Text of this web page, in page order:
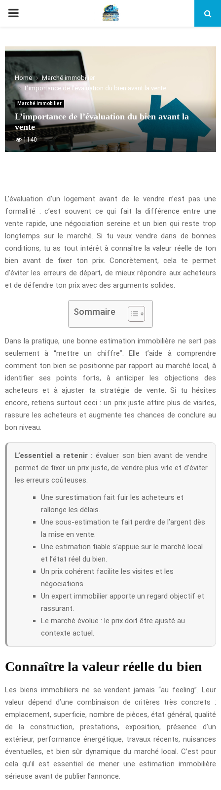
PRIMARY
Home
Marché immobilier
L’importance de l’évaluation du bien avant la vente
Marché immobilier
L’importance de l’évaluation du bien avant la
vente
1140
L’évaluation d’un logement avant de le vendre n’est pas une
formalité : c’est souvent ce qui fait la différence entre une
vente rapide, une négociation sereine et un bien qui reste trop
longtemps sur le marché. Si tu veux vendre dans de bonnes
conditions, tu as tout intérêt à connaître la valeur réelle de ton
bien avant de fixer ton prix. Concrètement, cela te permet
d’éviter les erreurs de départ, de mieux répondre aux acheteurs
et de défendre ton prix avec des arguments solides.
Sommaire
Dans la pratique, une bonne estimation immobilière ne sert pas
seulement à “mettre un chiffre”. Elle t’aide à comprendre
comment ton bien se positionne par rapport au marché local, à
identifier ses points forts, à anticiper les objections des
acheteurs et à ajuster ta stratégie de vente. Si tu hésites
encore, retiens surtout ceci : un prix juste attire plus de visites,
rassure les acheteurs et augmente tes chances de conclure au
bon niveau.
L’essentiel a retenir : évaluer son bien avant de vendre
permet de fixer un prix juste, de vendre plus vite et d’éviter
les erreurs coûteuses.
Une surestimation fait fuir les acheteurs et
rallonge les délais.
Une sous-estimation te fait perdre de l’argent dès
la mise en vente.
Une estimation fiable s’appuie sur le marché local
et l’état réel du bien.
Un prix cohérent facilite les visites et les
négociations.
Un expert immobilier apporte un regard objectif et
rassurant.
Le marché évolue : le prix doit être ajusté au
contexte actuel.
Connaître la valeur réelle du bien
Les biens immobiliers ne se vendent jamais “au feeling”. Leur
valeur dépend d’une combinaison de critères très concrets :
emplacement, superficie, nombre de pièces, état général, qualité
de la construction, prestations, exposition, présence d’un
extérieur, performance énergétique, travaux récents, nuisances
éventuelles, et bien sûr dynamique du marché local. C’est pour
cela qu’il est essentiel de mener une estimation immobilière
sérieuse avant de publier l’annonce.